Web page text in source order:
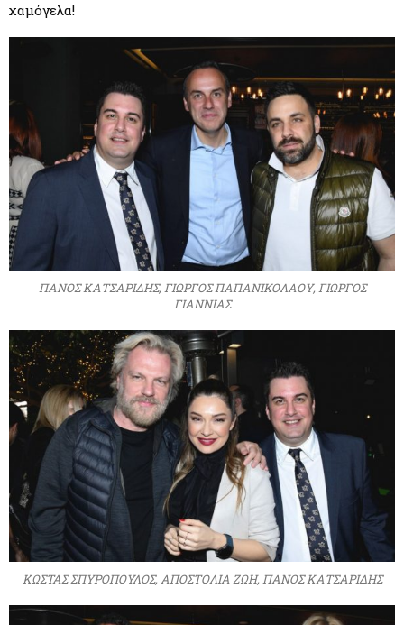
χαμόγελα!
ΠΑΝΟΣ ΚΑΤΣΑΡΙΔΗΣ, ΓΙΩΡΓΟΣ ΠΑΠΑΝΙΚΟΛΑΟΥ, ΓΙΩΡΓΟΣ
ΓΙΑΝΝΙΑΣ
ΚΩΣΤΑΣ ΣΠΥΡΟΠΟΥΛΟΣ, ΑΠΟΣΤΟΛΙΑ ΖΩΗ, ΠΑΝΟΣ ΚΑΤΣΑΡΙΔΗΣ